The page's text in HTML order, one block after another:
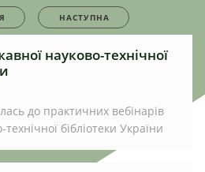
НАСТУПНА
науково-технічної
до практичних вебінарів
бібліотеки України